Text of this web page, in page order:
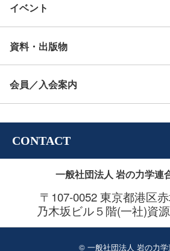
CONTACT
一般社団法人 岩の力学連
〒107-0052 東京都港区
乃木坂ビル５階(一社)資
イベント
資料・出版物
会員／入会案内
© 一般社団法人 岩の力学